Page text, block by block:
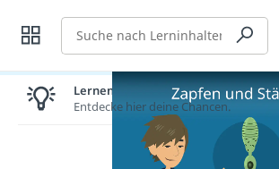
Suche
Lernen lohnt sich!
Entdecke hier deine Chancen.